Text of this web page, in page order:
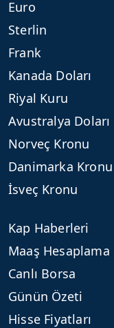
Euro
Sterlin
Frank
Kanada Doları
Riyal Kuru
Avustralya Doları
Norveç Kronu
Danimarka Kronu
İsveç Kronu
Kap Haberleri
Maaş Hesaplama
Canlı Borsa
Günün Özeti
Hisse Fiyatları